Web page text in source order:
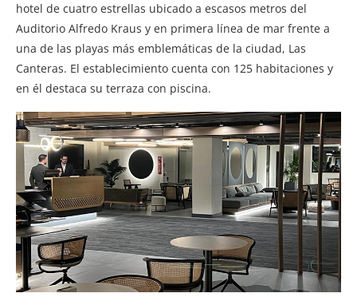
hotel de cuatro estrellas ubicado a escasos metros del
Auditorio Alfredo Kraus y en primera línea de mar frente a
una de las playas más emblemáticas de la ciudad, Las
Canteras. El establecimiento cuenta con 125 habitaciones y
en él destaca su terraza con piscina.